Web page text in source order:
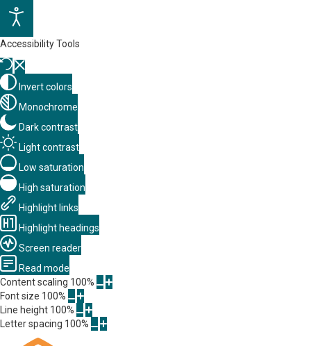
Accessibility Tools
Invert colors
Monochrome
Dark contrast
Light contrast
Low saturation
High saturation
Highlight links
Highlight headings
Screen reader
Read mode
Content scaling 100%
Font size 100%
Line height 100%
Letter spacing 100%